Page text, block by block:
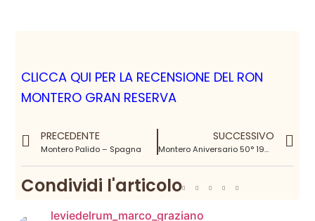
CLICCA QUI PER LA RECENSIONE DEL RON
MONTERO GRAN RESERVA
PRECEDENTE
Montero Palido – Spagna
SUCCESSIVO
Montero Aniversario 50° 1963-2013 – Spagna
Condividi l'articolo
leviedelrum_marco_graziano